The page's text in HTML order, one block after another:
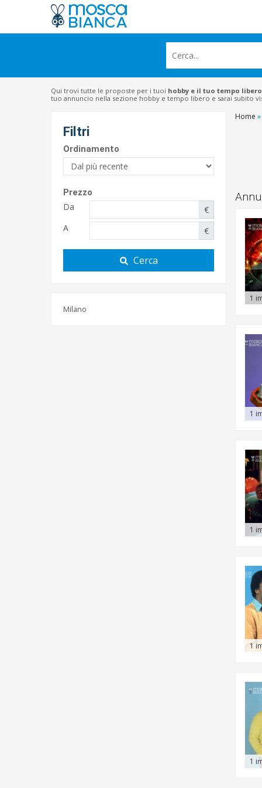
Qui trovi tutte le proposte per i tuoi hobby e il tuo tempo libero
tuo annuncio nella sezione hobby e tempo libero e sarai subito
Filtri
Ordinamento
Prezzo
Da
€
A
€
Cerca
Milano
Home »
1
1
1
1
1